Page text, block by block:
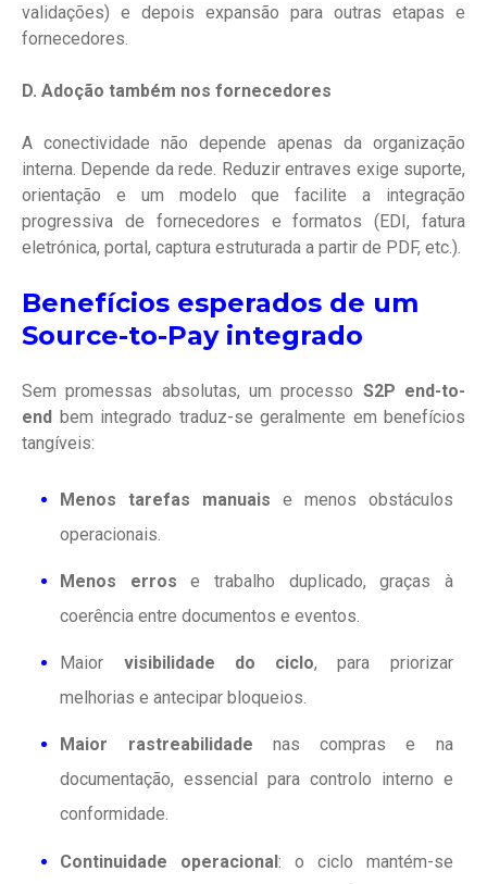
validações) e depois expansão para outras etapas e
fornecedores.
D. Adoção também nos fornecedores
A conectividade não depende apenas da organização
interna. Depende da rede. Reduzir entraves exige suporte,
orientação e um modelo que facilite a integração
progressiva de fornecedores e formatos (EDI, fatura
eletrónica, portal, captura estruturada a partir de PDF, etc.).
Benefícios esperados de um
Source-to-Pay integrado
Sem promessas absolutas, um processo S2P end-to-
end bem integrado traduz-se geralmente em benefícios
tangíveis:
Menos tarefas manuais e menos obstáculos
operacionais.
Menos erros e trabalho duplicado, graças à
coerência entre documentos e eventos.
Maior visibilidade do ciclo, para priorizar
melhorias e antecipar bloqueios.
Maior rastreabilidade nas compras e na
documentação, essencial para controlo interno e
conformidade.
Continuidade operacional: o ciclo mantém-se